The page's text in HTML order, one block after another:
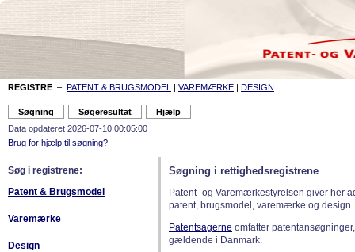
REGISTRE – PATENT & BRUGSMODEL | VAREMÆRKE | DESIGN
Data opdateret 2026-07-10 00:05:00
Brug for hjælp til søgning?
Søg i registrene:
Patent & Brugsmodel
Varemærke
Design
Søgning i rettighedsregistrene
Patent- og Varemærkestyrelsen giver her
patent, brugsmodel, varemærke og design.
Patentsagerne omfatter
gældende i Danmark.